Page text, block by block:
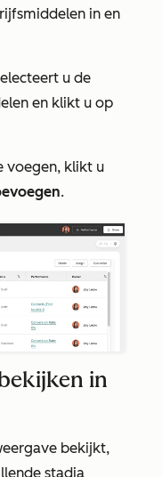
in en
u de
en klikt u op
voegen, klikt u
.
in
bekijkt,
stadia